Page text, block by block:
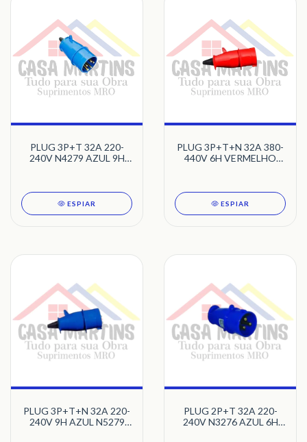
PLUG 3P+T 32A 220-
240V N4279 AZUL 9H
ESPIAR
PLUG 3P+T+N 32A 380-
440V 6H VERMELHO
ESPIAR
PLUG 3P+T+N 32A 220-
240V 9H AZUL N5279
PLUG 2P+T 32A 220-
240V N3276 AZUL 6H